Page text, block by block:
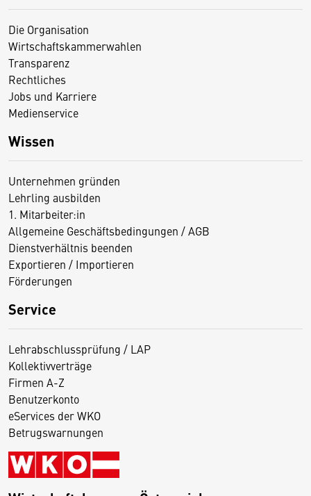
Die Organisation
Wirtschaftskammerwahlen
Transparenz
Rechtliches
Jobs und Karriere
Medienservice
Wissen
Unternehmen gründen
Lehrling ausbilden
1. Mitarbeiter:in
Allgemeine Geschäftsbedingungen / AGB
Dienstverhältnis beenden
Exportieren / Importieren
Förderungen
Service
Lehrabschlussprüfung / LAP
Kollektivverträge
Firmen A-Z
Benutzerkonto
eServices der WKO
Betrugswarnungen